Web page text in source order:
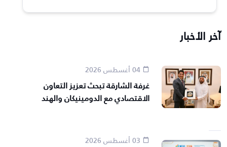
آخر الأخبار
04 أغسطس 2026
غرفة الشارقة تبحث تعزيز التعاون
الاقتصادي مع الدومينيكان والهند